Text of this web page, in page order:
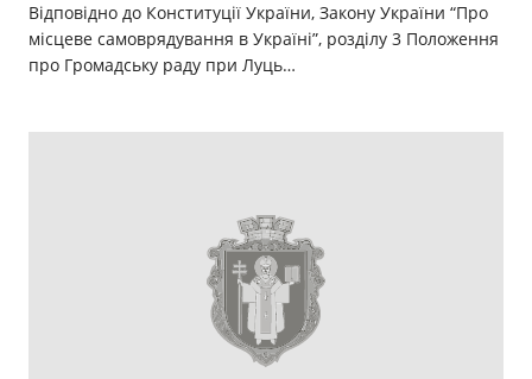
Відповідно до Конституції України, Закону України “Про
місцеве самоврядування в Україні”, розділу 3 Положення
про Громадську раду при Луць…